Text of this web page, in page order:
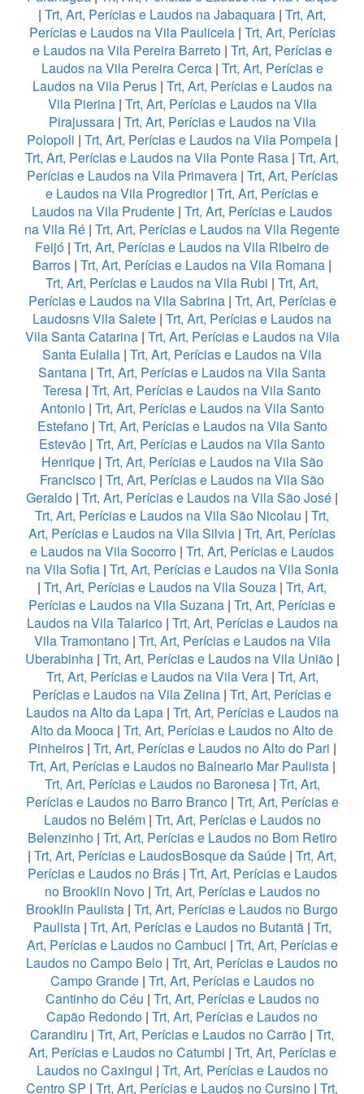
| Trt, Art, Perícias e Laudos na Jabaquara | Trt, Art,
Perícias e Laudos na Vila Pauliceia| Trt, Art, Perícias
e Laudos na Vila Pereira Barreto| Trt, Art, Perícias e
Laudos na Vila Pereira Cerca| Trt, Art, Perícias e
Laudos na Vila Perus| Trt, Art, Perícias e Laudos na
Vila Pierina| Trt, Art, Perícias e Laudos na Vila
Pirajussara| Trt, Art, Perícias e Laudos na Vila
Polopoli | Trt, Art, Perícias e Laudos na Vila Pompeia|
Trt, Art, Perícias e Laudos na Vila Ponte Rasa | Trt, Art,
Perícias e Laudos na Vila Primavera| Trt, Art, Perícias
e Laudos na Vila Progredior| Trt, Art, Perícias e
Laudos na Vila Prudente | Trt, Art, Perícias e Laudos
na Vila Ré | Trt, Art, Perícias e Laudos na Vila Regente
Feijó | Trt, Art, Perícias e Laudos na Vila Ribeiro de
Barros | Trt, Art, Perícias e Laudos na Vila Romana |
Trt, Art, Perícias e Laudos na Vila Rubi | Trt, Art,
Perícias e Laudos na Vila Sabrina| Trt, Art, Perícias e
Laudosns Vila Salete | Trt, Art, Perícias e Laudos na
Vila Santa Catarina| Trt, Art, Perícias e Laudos na Vila
Santa Eulalia | Trt, Art, Perícias e Laudos na Vila
Santana | Trt, Art, Perícias e Laudos na Vila Santa
Teresa | Trt, Art, Perícias e Laudos na Vila Santo
Antonio| Trt, Art, Perícias e Laudos na Vila Santo
Estefano| Trt, Art, Perícias e Laudos na Vila Santo
Estevão | Trt, Art, Perícias e Laudos na Vila Santo
Henrique| Trt, Art, Perícias e Laudos na Vila São
Francisco | Trt, Art, Perícias e Laudos na Vila São
Geraldo | Trt, Art, Perícias e Laudos na Vila São José |
Trt, Art, Perícias e Laudos na Vila São Nicolau | Trt,
Art, Perícias e Laudos na Vila Silvia | Trt, Art, Perícias
e Laudos na Vila Socorro | Trt, Art, Perícias e Laudos
na Vila Sofia| Trt, Art, Perícias e Laudos na Vila Sonia
| Trt, Art, Perícias e Laudos na Vila Souza | Trt, Art,
Perícias e Laudos na Vila Suzana | Trt, Art, Perícias e
Laudos na Vila Talarico| Trt, Art, Perícias e Laudos na
Vila Tramontano| Trt, Art, Perícias e Laudos na Vila
Uberabinha| Trt, Art, Perícias e Laudos na Vila União|
Trt, Art, Perícias e Laudos na Vila Vera| Trt, Art,
Perícias e Laudos na Vila Zelina | Trt, Art, Perícias e
Laudos na Alto da Lapa| Trt, Art, Perícias e Laudos na
Alto da Mooca | Trt, Art, Perícias e Laudos no Alto de
Pinheiros| Trt, Art, Perícias e Laudos no Alto do Pari |
Trt, Art, Perícias e Laudos no Balneario Mar Paulista |
Trt, Art, Perícias e Laudos no Baronesa| Trt, Art,
Perícias e Laudos no Barro Branco| Trt, Art, Perícias e
Laudos no Belém| Trt, Art, Perícias e Laudos no
Belenzinho| Trt, Art, Perícias e Laudos no Bom Retiro
| Trt, Art, Perícias e LaudosBosque da Saúde | Trt, Art,
Perícias e Laudos no Brás| Trt, Art, Perícias e Laudos
no Brooklin Novo| Trt, Art, Perícias e Laudos no
Brooklin Paulista | Trt, Art, Perícias e Laudos no Burgo
Paulista| Trt, Art, Perícias e Laudos no Butantã| Trt,
Art, Perícias e Laudos no Cambuci | Trt, Art, Perícias e
Laudos no Campo Belo | Trt, Art, Perícias e Laudos no
Campo Grande| Trt, Art, Perícias e Laudos no
Cantinho do Céu | Trt, Art, Perícias e Laudos no
Capão Redondo | Trt, Art, Perícias e Laudos no
Carandiru | Trt, Art, Perícias e Laudos no Carrão | Trt,
Art, Perícias e Laudos no Catumbi | Trt, Art, Perícias e
Laudos no Caxingui | Trt, Art, Perícias e Laudos no
Centro SP | Trt, Art, Perícias e Laudos no Cursino | Trt,